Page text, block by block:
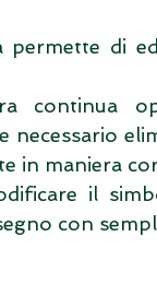
permette di
continua
necessario
in maniera
il
con